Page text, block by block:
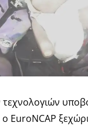
τεχνολογιών
EuroNCAP